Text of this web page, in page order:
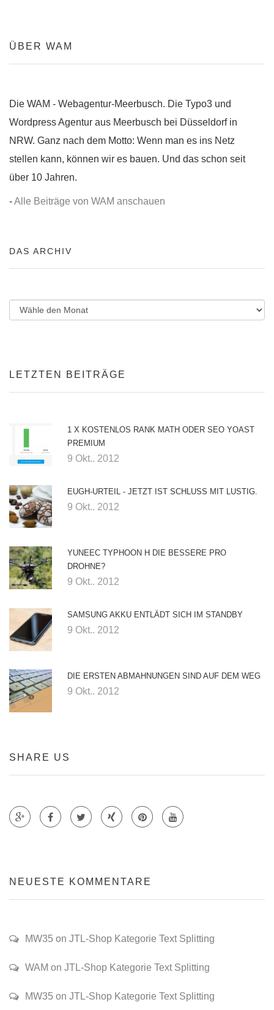
ÜBER WAM
Die WAM - Webagentur-Meerbusch. Die Typo3 und
Wordpress Agentur aus Meerbusch bei Düsseldorf in
NRW. Ganz nach dem Motto: Wenn man es ins Netz
stellen kann, können wir es bauen. Und das schon seit
über 10 Jahren.
-Alle Beiträge von WAM anschauen
DAS ARCHIV
LETZTEN BEITRÄGE
1 X KOSTENLOS RANK MATH ODER SEO YOAST
PREMIUM
9 Okt.. 2012
EUGH-URTEIL - JETZT IST SCHLUSS MIT LUSTIG.
9 Okt.. 2012
YUNEEC TYPHOON H DIE BESSERE PRO
DROHNE?
9 Okt.. 2012
SAMSUNG AKKU ENTLÄDT SICH IM STANDBY
9 Okt.. 2012
DIE ERSTEN ABMAHNUNGEN SIND AUF DEM WEG
9 Okt.. 2012
SHARE US
Teile auf Google +
Teile auf Faecebook
Teile auf Twitter
Teile auf Xing
Teile auf Pinterest
NEUESTE KOMMENTARE
MW35 on JTL-Shop Kategorie Text Splitting
WAM on JTL-Shop Kategorie Text Splitting
MW35 on JTL-Shop Kategorie Text Splitting